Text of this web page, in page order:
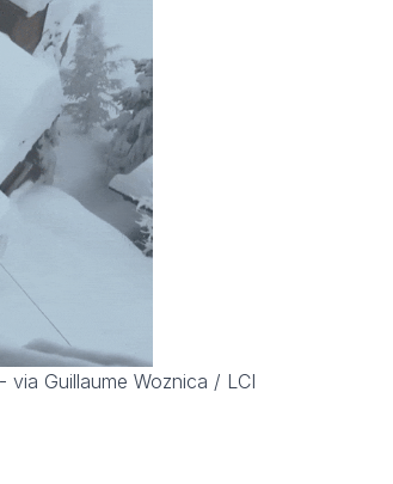
- via Guillaume Woznica / LCI